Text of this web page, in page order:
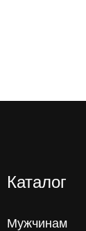
Каталог
Мужчинам